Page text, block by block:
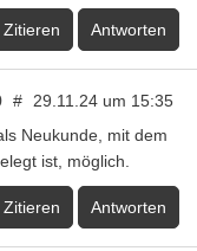
Zitieren Antworten
# 29.11.24 um 15:35
Neukunde, mit dem
ist, möglich.
Zitieren Antworten